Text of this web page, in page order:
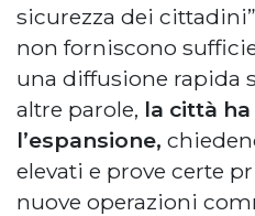
sicurezza dei
non forniscono
una diffusione rapida
altre parole, la città
l’espansione,
elevati e prove certe
nuove operazioni